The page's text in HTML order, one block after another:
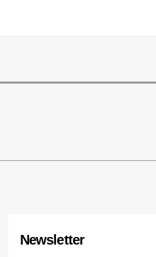
Newsletter